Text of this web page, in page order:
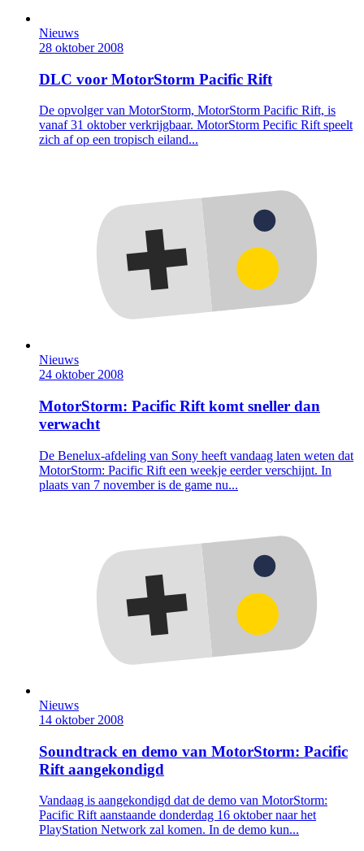
Nieuws
28 oktober 2008
DLC voor MotorStorm Pacific Rift
De opvolger van MotorStorm, MotorStorm Pacific Rift, is
vanaf 31 oktober verkrijgbaar. MotorStorm Pecific Rift speelt
zich af op een tropisch eiland...
Nieuws
24 oktober 2008
MotorStorm: Pacific Rift komt sneller dan
verwacht
De Benelux-afdeling van Sony heeft vandaag laten weten dat
MotorStorm: Pacific Rift een weekje eerder verschijnt. In
plaats van 7 november is de game nu...
Nieuws
14 oktober 2008
Soundtrack en demo van MotorStorm: Pacific
Rift aangekondigd
Vandaag is aangekondigd dat de demo van MotorStorm:
Pacific Rift aanstaande donderdag 16 oktober naar het
PlayStation Network zal komen. In de demo kun...